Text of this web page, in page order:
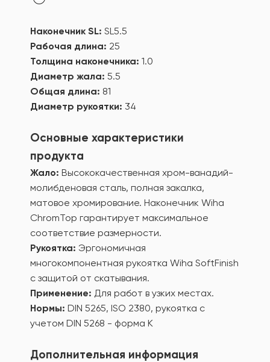
Наконечник SL: SL5.5
Рабочая длина: 25
Толщина наконечника: 1.0
Диаметр жала: 5.5
Общая длина: 81
Диаметр рукоятки: 34
Основные характеристики
продукта
Жало: Высококачественная хром-ванадий-
молибденовая сталь, полная закалка,
матовое хромирование. Наконечник Wiha
ChromTop гарантирует максимальное
соответствие размерности.
Рукоятка: Эргономичная
многокомпонентная рукоятка Wiha SoftFinish
с защитой от скатывания.
Применение: Для работ в узких местах.
Нормы: DIN 5265, ISO 2380, рукоятка с
учетом DIN 5268 - форма K
Дополнительная информация